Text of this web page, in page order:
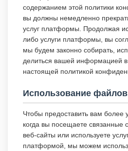
содержанием этой политики
вы должны немедленно
услуг платформы. Продолжая
либо услуги платформы, вы
мы будем законно собирать,
делиться вашей информацией в
настоящей политикой
Использование
Чтобы предоставить вам более
когда вы посещаете
веб-сайты или используете
платформой, мы можем